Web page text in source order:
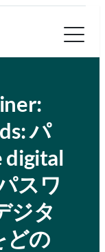
パ
digital
スワ
ジタ
どの